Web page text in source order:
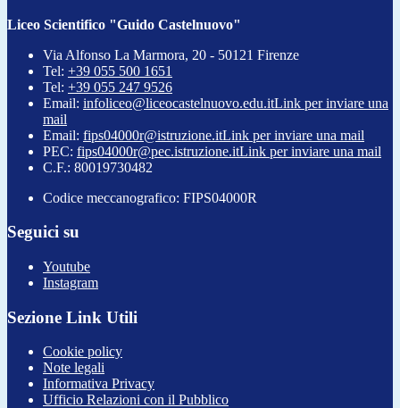
Liceo Scientifico "Guido Castelnuovo"
Via Alfonso La Marmora, 20 - 50121 Firenze
Tel: +39 055 500 1651
Tel: +39 055 247 9526
Email: infoliceo@liceocastelnuovo.edu.itLink per inviare una
mail
Email: fips04000r@istruzione.itLink per inviare una mail
PEC: fips04000r@pec.istruzione.itLink per inviare una mail
C.F.: 80019730482
Codice meccanografico: FIPS04000R
Seguici su
Youtube
Instagram
Sezione Link Utili
Cookie policy
Note legali
Informativa Privacy
Ufficio Relazioni con il Pubblico